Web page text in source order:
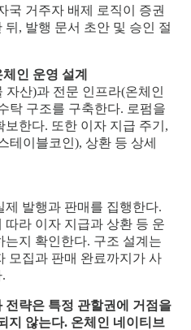
국 거주자 배제 로직이 증권
, 발행 문서 초안 및 승인 절
인 운영 설계
자산)과 전문 인프라(온체인
탁 구조를 구축한다. 로펌을
보한다. 또한 이자 지급 주기,
테이블코인), 상환 등 상세
제 발행과 판매를 집행한다.
따라 이자 지급과 상환 등 운
는지 확인한다. 구조 설계는
모집과 판매 완료까지가 사
전략은 특정 관할권에 거점을
지 않는다. 온체인 네이티브